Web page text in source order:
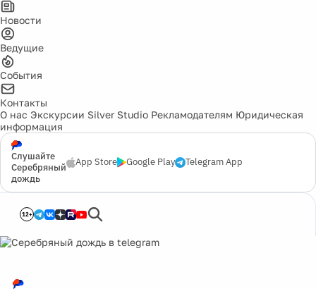
Новости
Ведущие
События
Контакты
О нас Экскурсии Silver Studio Рекламодателям Юридическая
информация
Слушайте
Серебряный
дождь
App Store Google Play Telegram App
12+